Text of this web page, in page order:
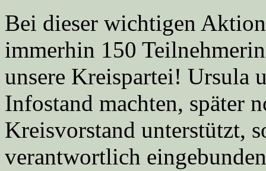
Bei dieser wichtigen
immerhin 150
unsere Kreispartei! Ursula
Infostand machten, später
Kreisvorstand unterstützt,
verantwortlich